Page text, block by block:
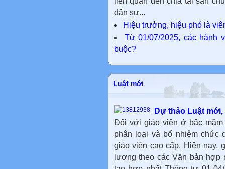
dân sự...
Hiệu trưởng, hiệu phó là
Từ 01/07/2025, các hành
buộc?
Luật mới
Dự thảo Luật
Đối với giáo viên ở bậc
phân loại và bổ nhiệm chức
giáo viên cao cấp. Hiện nay,
lương theo các Văn bản hợp